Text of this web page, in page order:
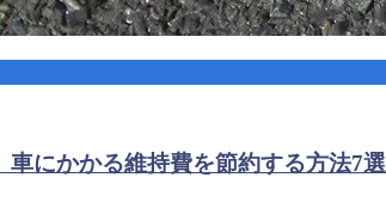
車にかかる維持費を節約する方法7選